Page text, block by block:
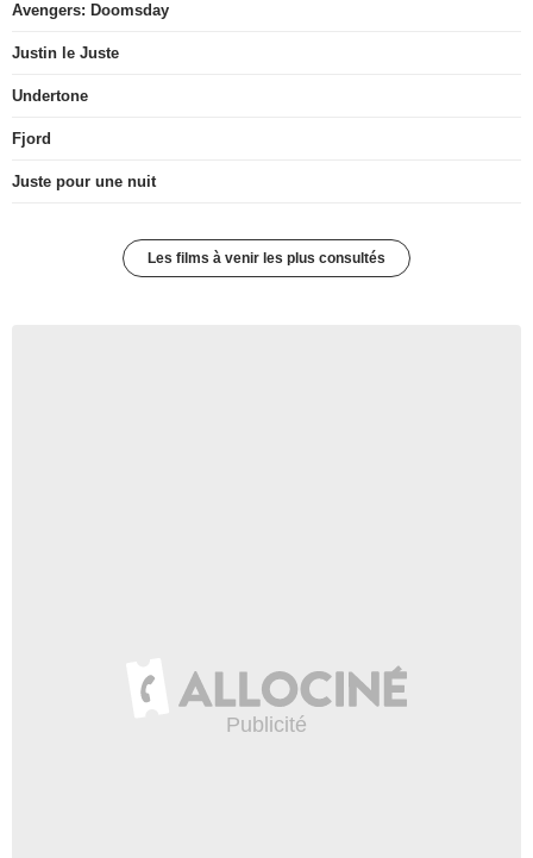
Avengers: Doomsday
Justin le Juste
Undertone
Fjord
Juste pour une nuit
Les films à venir les plus consultés